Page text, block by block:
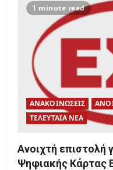
1 minute read
ΑΝΑΚΟΙΝΩΣΕΙΣ
ΤΕΛΕΥΤΑΙΑ ΝΕΑ
Ανοιχτή επιστολή
Ψηφιακής Κάρτας